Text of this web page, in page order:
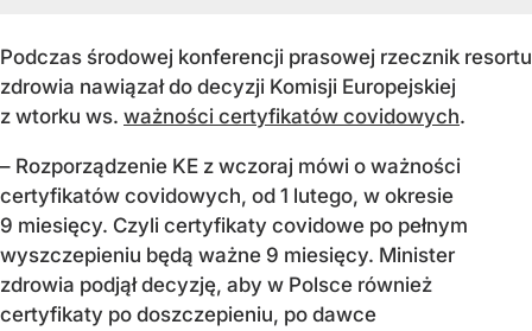
Podczas środowej konferencji prasowej rzecznik resortu
zdrowia nawiązał do decyzji Komisji Europejskiej
z wtorku ws. ważności certyfikatów covidowych.
– Rozporządzenie KE z wczoraj mówi o ważności
certyfikatów covidowych, od 1 lutego, w okresie
9 miesięcy. Czyli certyfikaty covidowe po pełnym
wyszczepieniu będą ważne 9 miesięcy. Minister
zdrowia podjął decyzję, aby w Polsce również
certyfikaty po doszczepieniu, po dawce